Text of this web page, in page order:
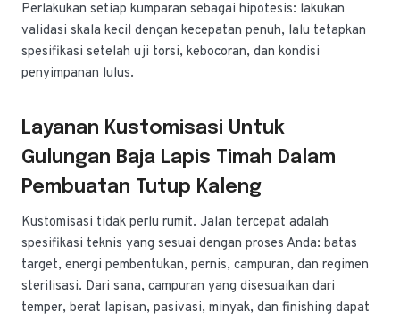
Perlakukan setiap kumparan sebagai hipotesis: lakukan
validasi skala kecil dengan kecepatan penuh, lalu tetapkan
spesifikasi setelah uji torsi, kebocoran, dan kondisi
penyimpanan lulus.
Layanan Kustomisasi Untuk
Gulungan Baja Lapis Timah Dalam
Pembuatan Tutup Kaleng
Kustomisasi tidak perlu rumit. Jalan tercepat adalah
spesifikasi teknis yang sesuai dengan proses Anda: batas
target, energi pembentukan, pernis, campuran, dan regimen
sterilisasi. Dari sana, campuran yang disesuaikan dari
temper, berat lapisan, pasivasi, minyak, dan finishing dapat